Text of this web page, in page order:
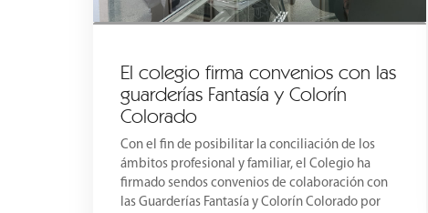
El colegio firma convenios con las
guarderías Fantasía y Colorín
Colorado
Con el fin de posibilitar la conciliación de los
ámbitos profesional y familiar, el Colegio ha
firmado sendos convenios de colaboración con
las Guarderías Fantasía y Colorín Colorado por